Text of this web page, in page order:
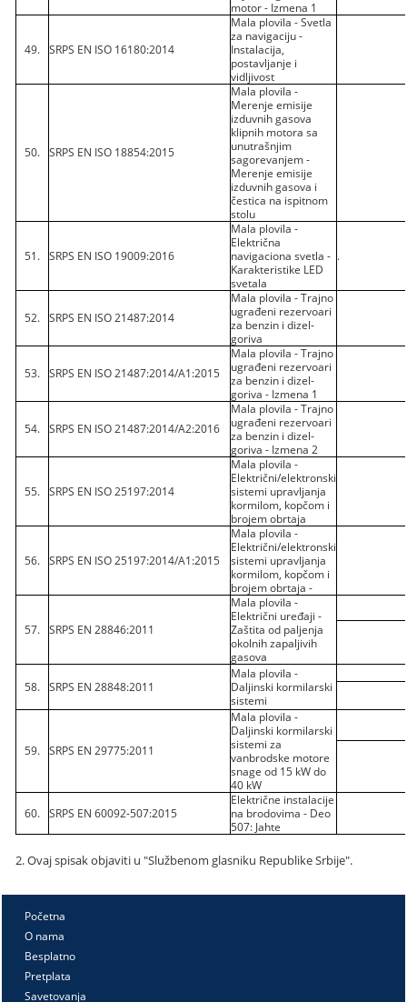
motor - Izmena 1
49. SRPS EN ISO 16180:2014
Mala plovila - Svetla
za navigaciju -
Instalacija,
postavljanje i
vidljivost
50. SRPS EN ISO 18854:2015
Mala plovila -
Merenje emisije
izduvnih gasova
klipnih motora sa
unutrašnjim
sagorevanjem -
Merenje emisije
izduvnih gasova i
čestica na ispitnom
stolu
51. SRPS EN ISO 19009:2016
Mala plovila -
Električna
navigaciona svetla -
Karakteristike LED
svetala
.
52. SRPS EN ISO 21487:2014
Mala plovila - Trajno
ugrađeni rezervoari
za benzin i dizel-
goriva
53. SRPS EN ISO 21487:2014/A1:2015
Mala plovila - Trajno
ugrađeni rezervoari
za benzin i dizel-
goriva - Izmena 1
54. SRPS EN ISO 21487:2014/A2:2016
Mala plovila - Trajno
ugrađeni rezervoari
za benzin i dizel-
goriva - Izmena 2
55. SRPS EN ISO 25197:2014
Mala plovila -
Električni/elektronski
sistemi upravljanja
kormilom, kopčom i
brojem obrtaja
56. SRPS EN ISO 25197:2014/A1:2015
Mala plovila -
Električni/elektronski
sistemi upravljanja
kormilom, kopčom i
brojem obrtaja -
57. SRPS EN 28846:2011
Mala plovila -
Električni uređaji -
Zaštita od paljenja
okolnih zapaljivih
gasova
58. SRPS EN 28848:2011
Mala plovila -
Daljinski kormilarski
sistemi
59. SRPS EN 29775:2011
Mala plovila -
Daljinski kormilarski
sistemi za
vanbrodske motore
snage od 15 kW do
40 kW
60.
SRPS EN 60092-507:2015
Električne instalacije
na brodovima - Deo
507: Jahte
2. Ovaj spisak objaviti u "Službenom glasniku Republike Srbije".
Početna
O nama
Besplatno
Pretplata
Savetovanja